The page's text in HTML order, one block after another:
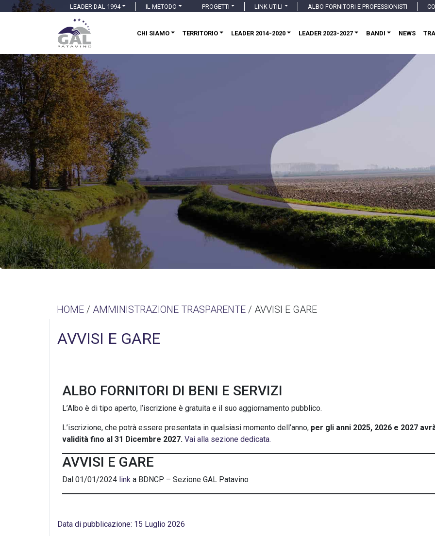
LEADER DAL 1994 IL METODO PROGETTI LINK UTILI ALBO FORNITORI E PROFESSIONISTI
CHI SIAMO TERRITORIO LEADER 2014-2020 LEADER 2023-2027 BANDI NEWS
HOME / AMMINISTRAZIONE TRASPARENTE / AVVISI E GARE
AVVISI E GARE
ALBO FORNITORI DI BENI E SERVIZI
L’Albo è di tipo aperto, l’iscrizione è gratuita e il suo aggiornamento pubblico.
L’iscrizione, che potrà essere presentata in qualsiasi momento dell’anno, per gli anni 2025, 2026 e 2027
validità fino al 31 Dicembre 2027. Vai alla sezione dedicata.
AVVISI E GARE
Dal 01/01/2024 link a BDNCP – Sezione GAL Patavino
Data di pubblicazione: 15 Luglio 2026